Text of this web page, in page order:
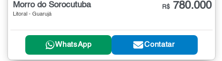
Morro do Sorocutuba
Litoral - Guarujá
R$ 780.000
WhatsApp Contatar